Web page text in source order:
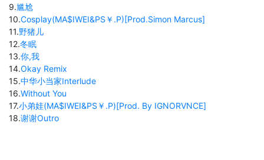
9.尴尬
10.Cosplay(MA$IWEI&PS￥.P)[Prod.Simon Marcus]
11.野猪儿
12.冬眠
13.你,我
14.Okay Remix
15.中华小当家Interlude
16.Without You
17.小弟娃(MA$IWEI&PS￥.P)[Prod. By IGNORVNCE]
18.谢谢Outro